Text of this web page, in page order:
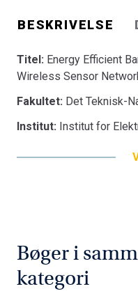
BESKRIVELSE
Titel: Energy Efficient
Wireless Sensor
Fakultet: Det Teknisk-
Institut: Institut for
Bøger i
kategori